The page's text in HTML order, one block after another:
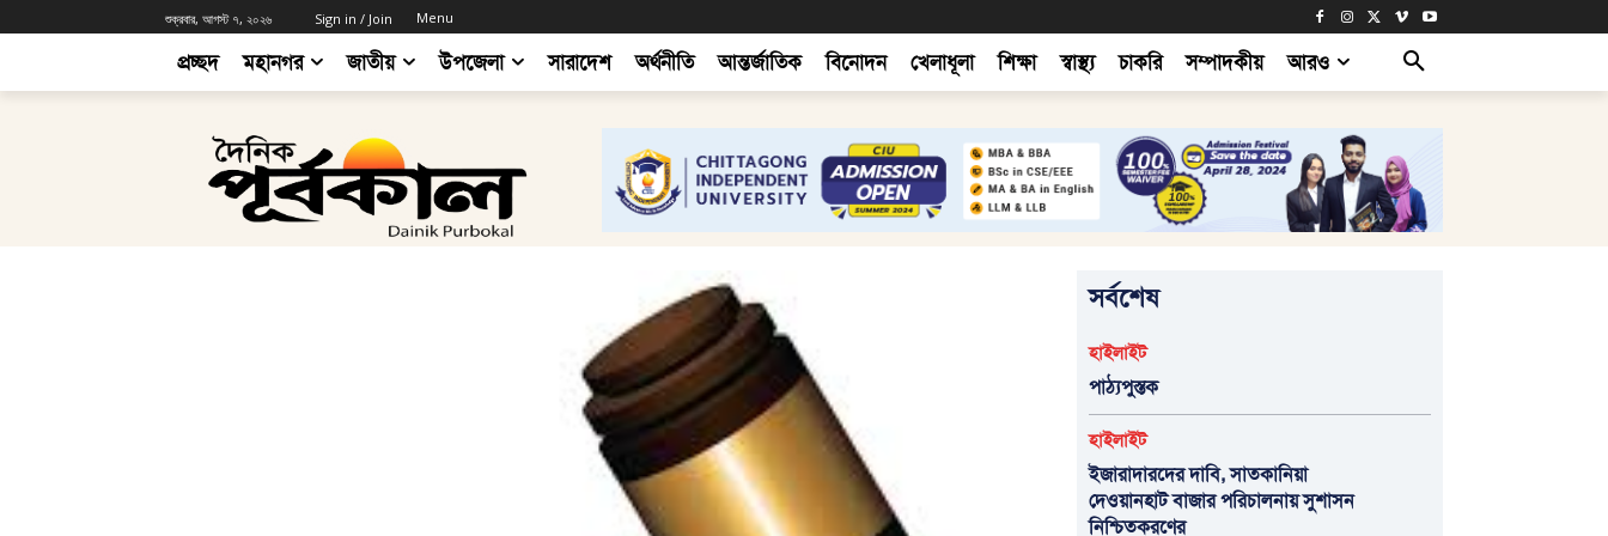
শুক্রবার, আগস্ট ৭, ২০২৬ Sign in / Join Menu
প্রচ্ছদ মহানগর জাতীয় উপজেলা সারাদেশ অর্থনীতি আন্তর্জাতিক বিনোদন খেলাধূলা শিক্ষা স্বাস্থ্য চাকরি সম্পাদকীয় আরও
সর্বশেষ
হাইলাইট
পাঠ্যপুস্তক
হাইলাইট
ইজারাদারদের দাবি, সাতকানিয়া
দেওয়ানহাট বাজার পরিচালনায় সুশাসন
নিশ্চিতকরণের